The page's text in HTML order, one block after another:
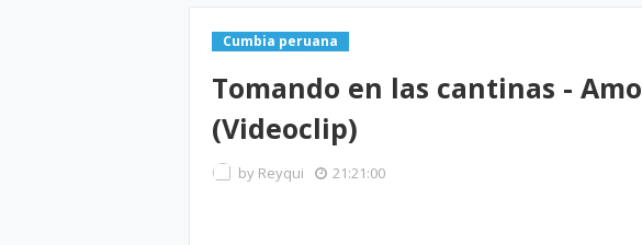
Cumbia peruana
Tomando en las cantinas -
(Videoclip)
by Reyqui 21:21:00